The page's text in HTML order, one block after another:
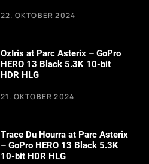
22. OKTOBER 2024
OzIris at Parc Asterix – GoPro
HERO 13 Black 5.3K 10-bit
HDR HLG
21. OKTOBER 2024
Trace Du Hourra at Parc Asterix
– GoPro HERO 13 Black 5.3K
10-bit HDR HLG